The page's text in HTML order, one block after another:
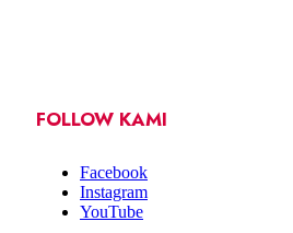
FOLLOW KAMI
Facebook
Instagram
YouTube